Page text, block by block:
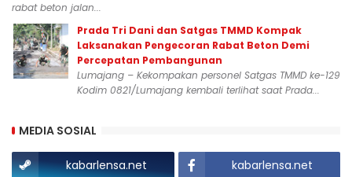
rabat beton jalan...
Prada Tri Dani dan Satgas TMMD Kompak
Laksanakan Pengecoran Rabat Beton Demi
Percepatan Pembangunan
Lumajang – Kekompakan personel Satgas TMMD ke-129
Kodim 0821/Lumajang kembali terlihat saat Prada...
MEDIA SOSIAL
kabarlensa.net
kabarlensa.net